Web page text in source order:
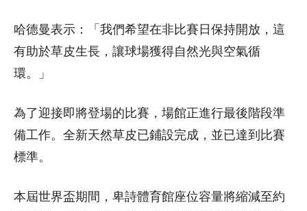
哈德曼表示：「我們希望在非比賽日保持開放，這
有助於草皮生長，讓球場獲得自然光與空氣循
環。」
為了迎接即將登場的比賽，場館正進行最後階段準
備工作。全新天然草皮已鋪設完成，並已達到比賽
標準。
本屆世界盃期間，卑詩體育館座位容量將縮減至約